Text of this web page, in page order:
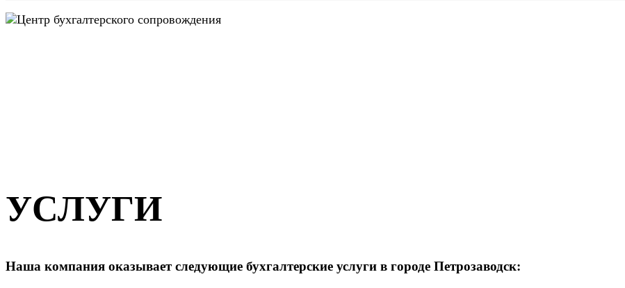
УСЛУГИ
Наша компания оказывает следующие бухгалтерские услуги в городе Петрозаводск: